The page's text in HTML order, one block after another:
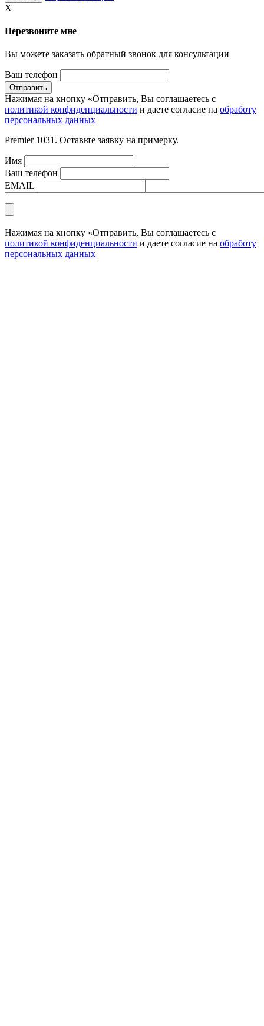
X
Перезвоните мне
Вы можете заказать обратный звонок для консультации
Ваш телефон
Нажимая на кнопку «Отправить, Вы соглашаетесь с
политикой конфиденциальности и даете согласие на обработу
персональных данных
Premier 1031. Оставьте заявку на примерку.
Имя
Ваш телефон
EMAIL
Нажимая на кнопку «Отправить, Вы соглашаетесь с
политикой конфиденциальности и даете согласие на обработу
персональных данных